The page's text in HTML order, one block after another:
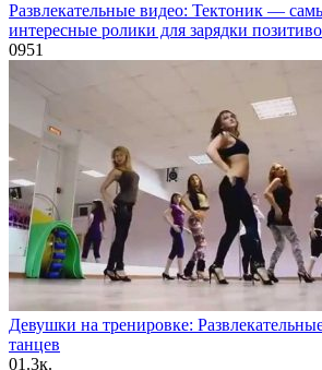
Развлекательные видео: Тектоник —
интересные ролики для зарядки
0951
Девушки на тренировке:
танцев
01.3к.